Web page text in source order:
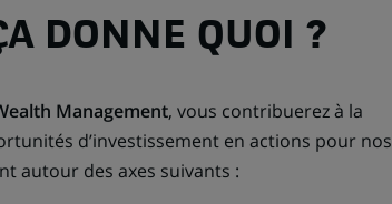
DONNE QUOI ?
Management, vous contribuerez à la
d’investissement en actions pour nos
autour des axes suivants :